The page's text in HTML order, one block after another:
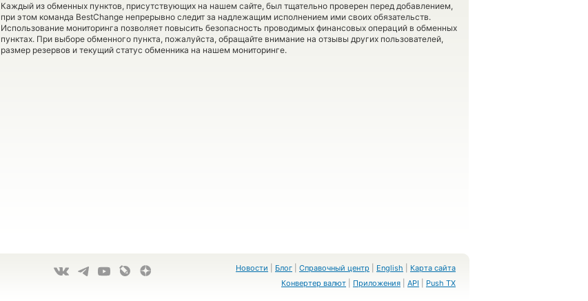
Каждый из обменных пунктов, присутствующих на нашем сайте, был тщательно проверен перед добавлением,
при этом команда BestChange непрерывно следит за надлежащим исполнением ими своих обязательств.
Использование мониторинга позволяет повысить безопасность проводимых финансовых операций в обменных
пунктах. При выборе обменного пункта, пожалуйста, обращайте внимание на отзывы других пользователей,
размер резервов и текущий статус обменника на нашем мониторинге.
Новости Блог Справочный центр English
Карта сайта
Конвертер валют
Приложения API Push TX